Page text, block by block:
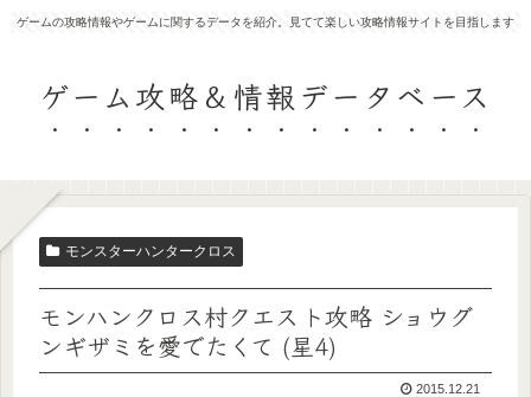
ゲームの攻略情報やゲームに関するデータを紹介。見てて楽しい攻略情報サイトを目指します
ゲーム攻略＆情報データベース
モンスターハンタークロス
モンハンクロス村クエスト攻略 ショウグ
ンギザミを愛でたくて (星4)
2015.12.21